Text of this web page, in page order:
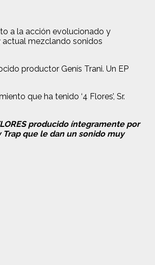
a la acción evolucionado y
actual mezclando sonidos
productor Genís Trani. Un EP
que ha tenido ‘4 Flores’, Sr.
producido íntegramente por
que le dan un sonido muy